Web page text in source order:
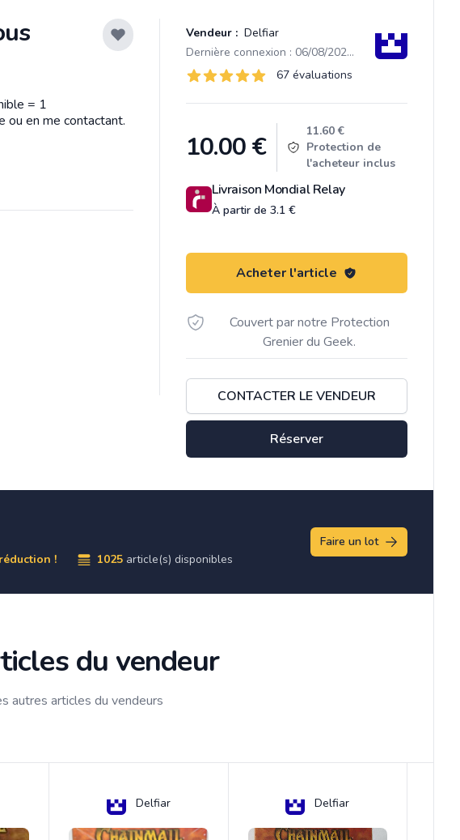
Vendeur : Delfiar
Dernière connexion : 06/08/2026 14:14
Évaluations
67 sur 5 étoiles 67 évaluations
10.00€
11.60 €
Protection de
l'acheteur inclus
Livraison Mondial Relay
À partir de 3.1 €
Acheter l'article
Couvert par notre Protection
Grenier du Geek.
CONTACTER LE VENDEUR
Réserver
= 1
ou en me contactant.
! 1025 article(s) disponibles
Faire un lot
du vendeur
autres articles du vendeurs
Delfiar Delfiar